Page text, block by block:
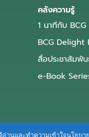
คลังความรู้
1 นาทีกับ BCG
BCG
สื่อประชาสัมพั
e-Book
านและทำความเข้าใจนโ